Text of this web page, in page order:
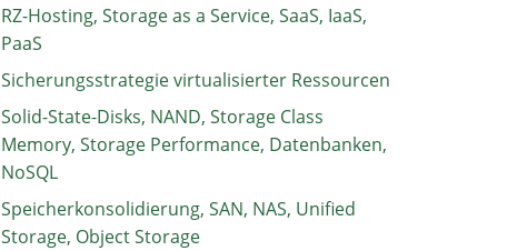
RZ-Hosting, Storage as a Service, SaaS, IaaS,
PaaS
Sicherungsstrategie virtualisierter Ressourcen
Solid-State-Disks, NAND, Storage Class
Memory, Storage Performance, Datenbanken,
NoSQL
Speicherkonsolidierung, SAN, NAS, Unified
Storage, Object Storage